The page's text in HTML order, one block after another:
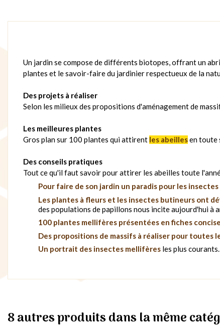
Un jardin se compose de différents biotopes, offrant un
plantes et le savoir-faire du jardinier respectueux de la
Des projets à réaliser
Selon les milieux des propositions d'aménagement de
Les meilleures plantes
Gros plan sur 100 plantes qui attirent les abeillesen toute
Des conseils pratiques
Tout ce qu'il faut savoir pour attirer les abeilles toute
Pour faire de son jardin un paradis pour les
Les plantes à fleurs et les insectes butineurs ont
des populations de papillons nous incite aujourd'hui à
100 plantes mellifères présentées en fiches
Des propositions de massifs à réaliser pour toutes
Un portrait des insectes mellifères les plus courants.
8 autres produits dans la même